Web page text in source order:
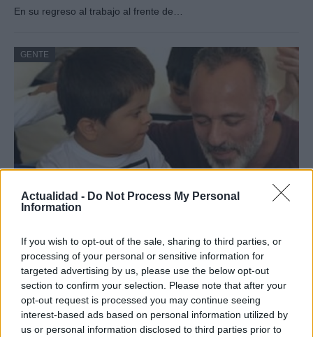
Actualidad - Do Not Process My Personal
Information
If you wish to opt-out of the sale, sharing to third parties, or
processing of your personal or sensitive information for
targeted advertising by us, please use the below opt-out
section to confirm your selection. Please note that after your
opt-out request is processed you may continue seeing
interest-based ads based on personal information utilized by
us or personal information disclosed to third parties prior to
En su regreso al trabajo al frente de…
GENTE
capacidades especiales
El hijo del actor Javier Gutiérrez, es Mateo,…
GENTE